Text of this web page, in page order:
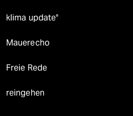
klima update°
Mauerecho
Freie Rede
reingehen